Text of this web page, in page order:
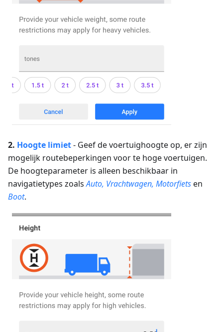
2. Hoogte limiet- Geef de voertuighoogte op, er zijn
mogelijk routebeperkingen voor te hoge voertuigen.
De hoogteparameter is alleen beschikbaar in
navigatietypes zoalsAuto, Vrachtwagen, Motorfietsen
Boot.